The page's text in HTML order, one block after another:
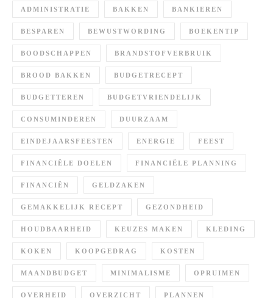
ADMINISTRATIE BAKKEN BANKIEREN
BESPAREN BEWUSTWORDING BOEKENTIP
BOODSCHAPPEN BRANDSTOFVERBRUIK
BROOD BAKKEN BUDGETRECEPT
BUDGETTEREN BUDGETVRIENDELIJK
CONSUMINDEREN DUURZAAM
EINDEJAARSFEESTEN ENERGIE FEEST
FINANCIËLE DOELEN FINANCIËLE PLANNING
FINANCIËN GELDZAKEN
GEMAKKELIJK RECEPT GEZONDHEID
HOUDBAARHEID KEUZES MAKEN KLEDING
KOKEN KOOPGEDRAG KOSTEN
MAANDBUDGET MINIMALISME OPRUIMEN
OVERHEID OVERZICHT PLANNEN